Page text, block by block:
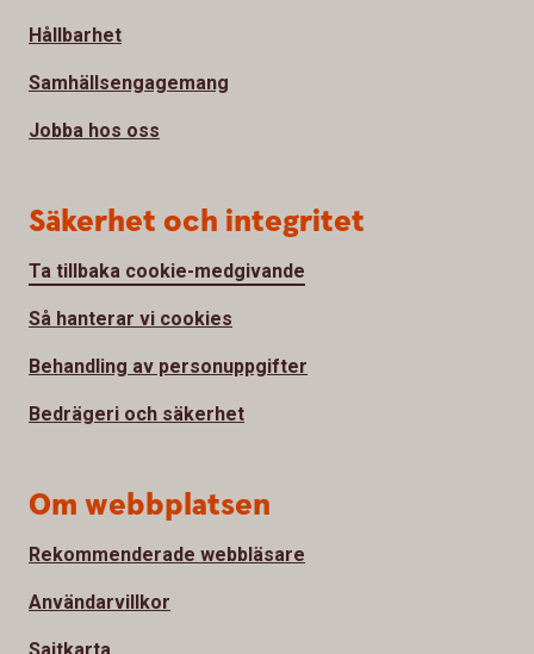
Hållbarhet
Samhällsengagemang
Jobba hos oss
Säkerhet och integritet
Ta tillbaka cookie-medgivande
Så hanterar vi cookies
Behandling av personuppgifter
Bedrägeri och säkerhet
Om webbplatsen
Rekommenderade webbläsare
Användarvillkor
Sajtkarta